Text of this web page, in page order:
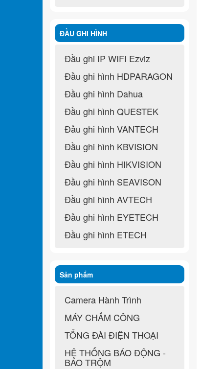
ĐẦU GHI HÌNH
Đầu ghi IP WIFI Ezviz
Đầu ghi hình HDPARAGON
Đầu ghi hình Dahua
Đầu ghi hình QUESTEK
Đầu ghi hình VANTECH
Đầu ghi hình KBVISION
Đầu ghi hình HIKVISION
Đầu ghi hình SEAVISON
Đầu ghi hình AVTECH
Đầu ghi hình EYETECH
Đầu ghi hình ETECH
Sản phẩm
Camera Hành Trình
MÁY CHẤM CÔNG
TỔNG ĐÀI ĐIỆN THOẠI
HỆ THỐNG BÁO ĐỘNG -
BÁO TRỘM